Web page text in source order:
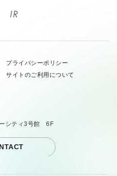
IR
プライバシーポリシー
サイトのご利用について
シティ3号館 6F